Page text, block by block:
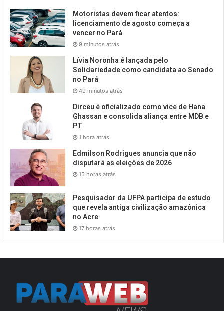
Motoristas devem ficar atentos:
licenciamento de agosto começa a
vencer no Pará
9 minutos atrás
Lívia Noronha é lançada pelo
Solidariedade como candidata ao Senado
no Pará
49 minutos atrás
Dirceu é oficializado como vice de Hana
Ghassan e consolida aliança entre MDB e
PT
1 hora atrás
Edmilson Rodrigues anuncia que não
disputará as eleições de 2026
15 horas atrás
Pesquisador da UFPA participa de estudo
que revela antiga civilização amazônica
no Acre
17 horas atrás